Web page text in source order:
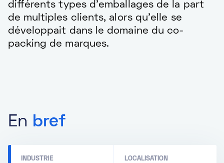
différents types d'emballages de la part
de multiples clients, alors qu'elle se
développait dans le domaine du co-
packing de marques.
En bref
INDUSTRIE LOCALISATION